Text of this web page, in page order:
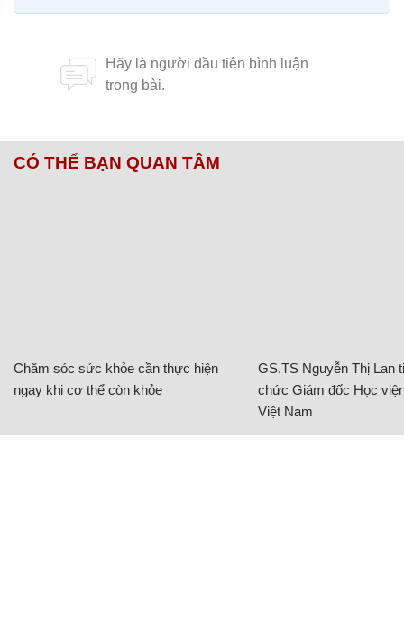
CÓ THỂ BẠN QUAN TÂM
Chăm sóc sức khỏe cần thực hiện
ngay khi cơ thể còn khỏe
GS.TS Nguyễn Thị Lan
chức Giám đốc Học
Việt Nam